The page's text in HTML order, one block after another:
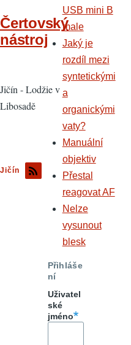
Čertovský
nástroj
Jičín - Lodžie v
Libosadě
Jičín
USB mini B
male
Jaký je
rozdíl mezi
syntetickými
a
organickými
vaty?
Manuální
objektiv
Přestal
reagovat AF
Nelze
vysunout
blesk
Přihláše
ní
Uživatel
ské
jméno